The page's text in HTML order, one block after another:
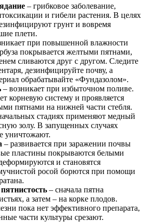
– грибковое заболевание,
и гибели растения. В целях
грунт и вовремя
плети.
при повышенной влажности
покрывается желтыми пятнами,
сливаются друг с другом. Следите
дезинфицируйте почву, а
обрабатывайте «Фундазолом».
– возникает при избыточном поливе.
корневую систему и проявляется
пятнами на нижней части стебля.
стадиях применяют медный
золу. В запущенных случаях
уничтожают.
– развивается при заражении почвы
пластины покрываются белыми
и становятся
росой борются при помощи
– сначала пятна
а затем – на корке плодов.
пока нет эффективного препарата,
части культуры срезают.